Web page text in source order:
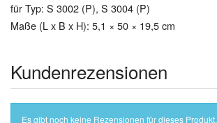
für Typ: S 3002 (P), S 3004 (P)
Maße (L x B x H): 5,1 × 50 × 19,5 cm
Kundenrezensionen
Es gibt noch keine Rezensionen für dieses Produkt.